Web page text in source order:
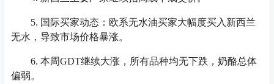
5. 国际买家动态：欧系无水油买家大幅度买入新西兰
无水，导致市场价格暴涨。
6. 本周GDT继续大涨，所有品种均无下跌，奶酪总体
偏弱。